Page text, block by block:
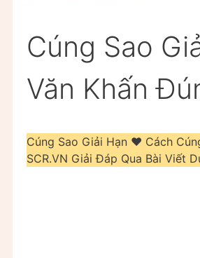
Cúng Sao
Văn Khấn
Cúng Sao Giải Hạn ❤️️ Cách
SCR.VN Giải Đáp Qua Bài Viết